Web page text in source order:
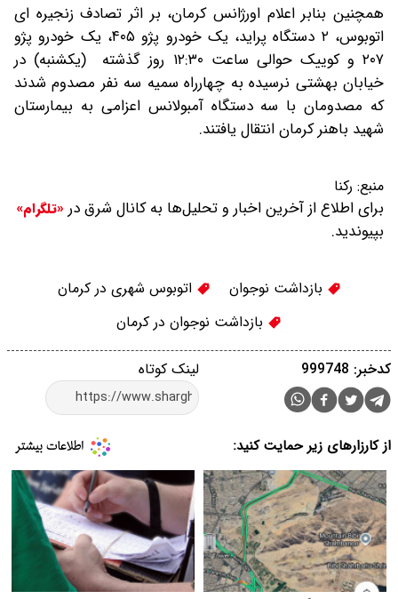
همچنین بنابر اعلام اورژانس کرمان، بر اثر تصادف زنجیره ای
اتوبوس، ۲ دستگاه پراید، یک خودرو پژو ۴۰۵، یک خودرو پژو
۲۰۷ و کوییک حوالی ساعت ۱۲:۳۰ روز گذشته (یکشنبه) در
خیابان بهشتی نرسیده به چهارراه سمیه سه نفر مصدوم شدند
که مصدومان با سه دستگاه آمبولانس اعزامی به بیمارستان
شهید باهنر کرمان انتقال یافتند.
منبع: رکنا
برای اطلاع از آخرین اخبار و تحلیل‌ها به کانال شرق در «تلگرام»
بپیوندید.
بازداشت نوجوان
اتوبوس شهری در کرمان
بازداشت نوجوان در کرمان
لینک کوتاه کدخبر: 999748
از کارزارهای زیر حمایت کنید: